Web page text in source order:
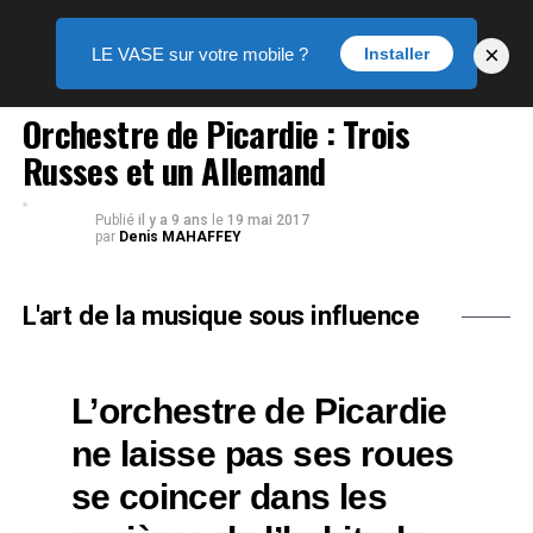
MUSIQUE
Orchestre de Picardie : Trois
Russes et un Allemand
Publié il y a 9 ans le 19 mai 2017
par Denis MAHAFFEY
L'art de la musique sous influence
L’orchestre de Picardie
ne laisse pas ses roues
se coincer dans les
LE VASE sur votre mobile ? Installer ×